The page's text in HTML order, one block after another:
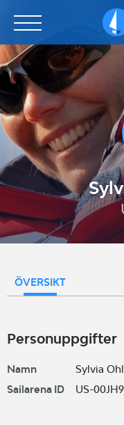
ÖVERSIKT
Personuppgifter
Namn
Sylvia
Sailarena ID
US-00JH9